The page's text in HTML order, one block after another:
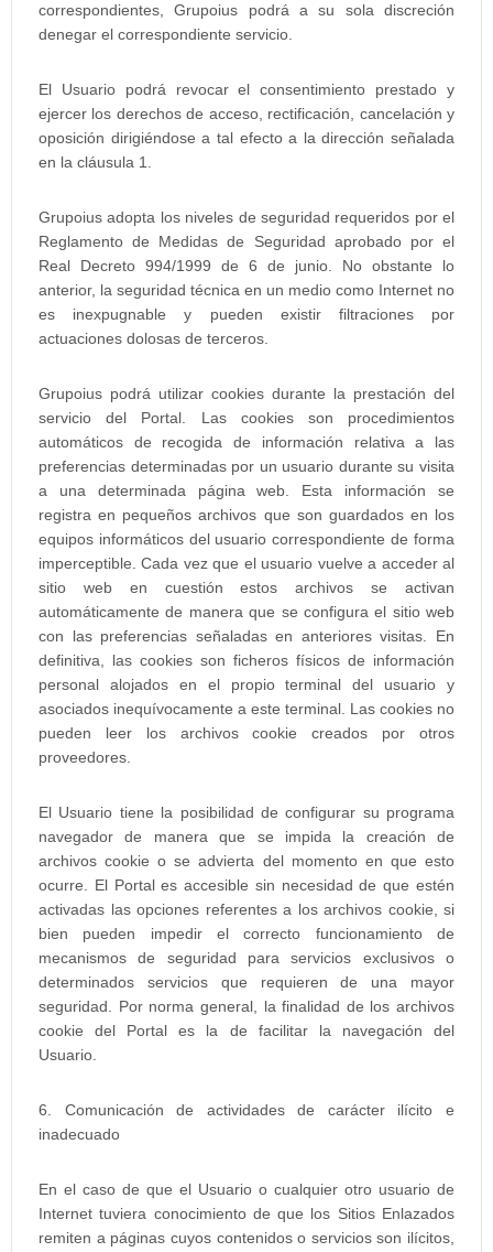
correspondientes, Grupoius podrá a su sola discreción
denegar el correspondiente servicio.
El Usuario podrá revocar el consentimiento prestado y
ejercer los derechos de acceso, rectificación, cancelación y
oposición dirigiéndose a tal efecto a la dirección señalada
en la cláusula 1.
Grupoius adopta los niveles de seguridad requeridos por el
Reglamento de Medidas de Seguridad aprobado por el
Real Decreto 994/1999 de 6 de junio. No obstante lo
anterior, la seguridad técnica en un medio como Internet no
es inexpugnable y pueden existir filtraciones por
actuaciones dolosas de terceros.
Grupoius podrá utilizar cookies durante la prestación del
servicio del Portal. Las cookies son procedimientos
automáticos de recogida de información relativa a las
preferencias determinadas por un usuario durante su visita
a una determinada página web. Esta información se
registra en pequeños archivos que son guardados en los
equipos informáticos del usuario correspondiente de forma
imperceptible. Cada vez que el usuario vuelve a acceder al
sitio web en cuestión estos archivos se activan
automáticamente de manera que se configura el sitio web
con las preferencias señaladas en anteriores visitas. En
definitiva, las cookies son ficheros físicos de información
personal alojados en el propio terminal del usuario y
asociados inequívocamente a este terminal. Las cookies no
pueden leer los archivos cookie creados por otros
proveedores.
El Usuario tiene la posibilidad de configurar su programa
navegador de manera que se impida la creación de
archivos cookie o se advierta del momento en que esto
ocurre. El Portal es accesible sin necesidad de que estén
activadas las opciones referentes a los archivos cookie, si
bien pueden impedir el correcto funcionamiento de
mecanismos de seguridad para servicios exclusivos o
determinados servicios que requieren de una mayor
seguridad. Por norma general, la finalidad de los archivos
cookie del Portal es la de facilitar la navegación del
Usuario.
6. Comunicación de actividades de carácter ilícito e
inadecuado
En el caso de que el Usuario o cualquier otro usuario de
Internet tuviera conocimiento de que los Sitios Enlazados
remiten a páginas cuyos contenidos o servicios son ilícitos,